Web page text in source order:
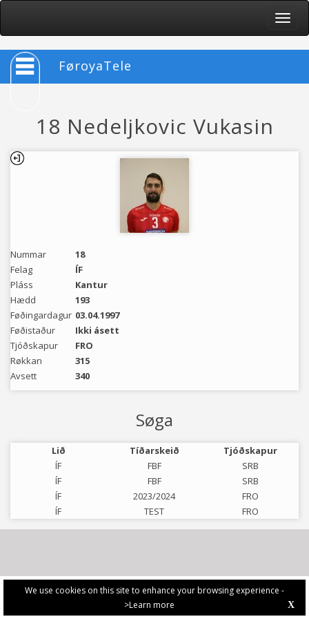
We use cookies on this site to enhance your browsing experience -
>Learn more
X
Toggle
FøroyaTele
18 Nedeljkovic Vukasin
Nummar
18
Felag
ÍF
Pláss
Kantur
Hædd
193
Føðingardagur 03.04.1997
Føðistaður
Ikki ásett
Tjóðskapur
FRO
Røkkan
315
Avsett
340
Søga
Lið Tíðarskeið
Tjóðskapur
ÍF
FBF
SRB
ÍF
FBF
SRB
ÍF
2023/2024
FRO
ÍF
TEST FRO